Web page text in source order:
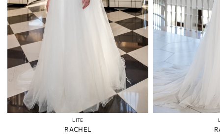
LITE
RACHEL